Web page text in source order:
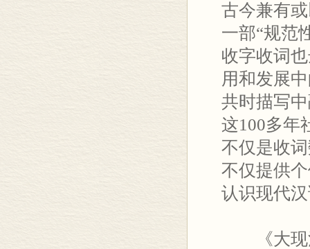
古今兼有
一部“规范
收字收词
用和发展
共时描写
这100多年
不仅是收
不仅提供
认识现代
《大现汉